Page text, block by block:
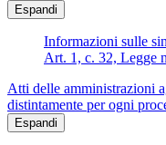
Espandi
Informazioni sulle
Art. 1, c. 32, Legge
Atti delle amministrazioni
distintamente per ogni
Espandi